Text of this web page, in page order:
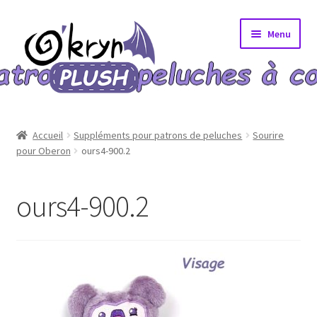
la
navigation
au
contenu
Menu
A propos
Commande validée
Accueil Suppléments pour patrons de peluches
Sourire
pour Oberon
ours4-900.2
ours4-900.2